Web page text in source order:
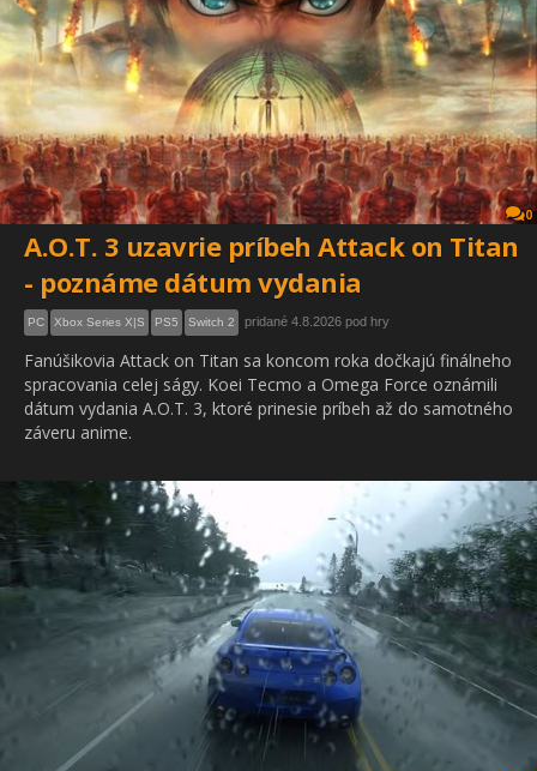
0
A.O.T. 3 uzavrie príbeh Attack on Titan
- poznáme dátum vydania
PC Xbox Series X|S PS5 Switch 2 pridané 4.8.2026 pod hry
Fanúšikovia Attack on Titan sa koncom roka dočkajú finálneho
spracovania celej ságy. Koei Tecmo a Omega Force oznámili
dátum vydania A.O.T. 3, ktoré prinesie príbeh až do samotného
záveru anime.